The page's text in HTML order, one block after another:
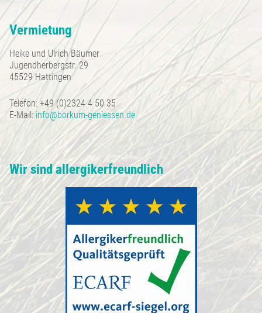
Vermietung
Heike und Ulrich Bäumer
Jugendherbergstr. 29
45529 Hattingen
Telefon: +49 (0)2324 4 50 35
E-Mail: info@borkum-geniessen.de
Wir sind allergikerfreundlich